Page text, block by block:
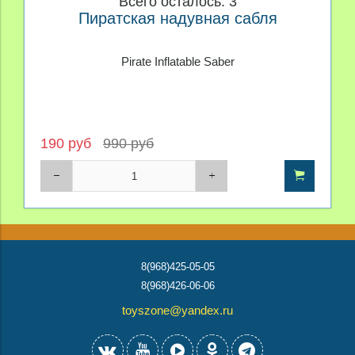
Пиратская надувная сабля
Pirate Inflatable Saber
190 руб 990 руб
8(968)425-05-05
8(968)426-06-06
toyszone@yandex.ru